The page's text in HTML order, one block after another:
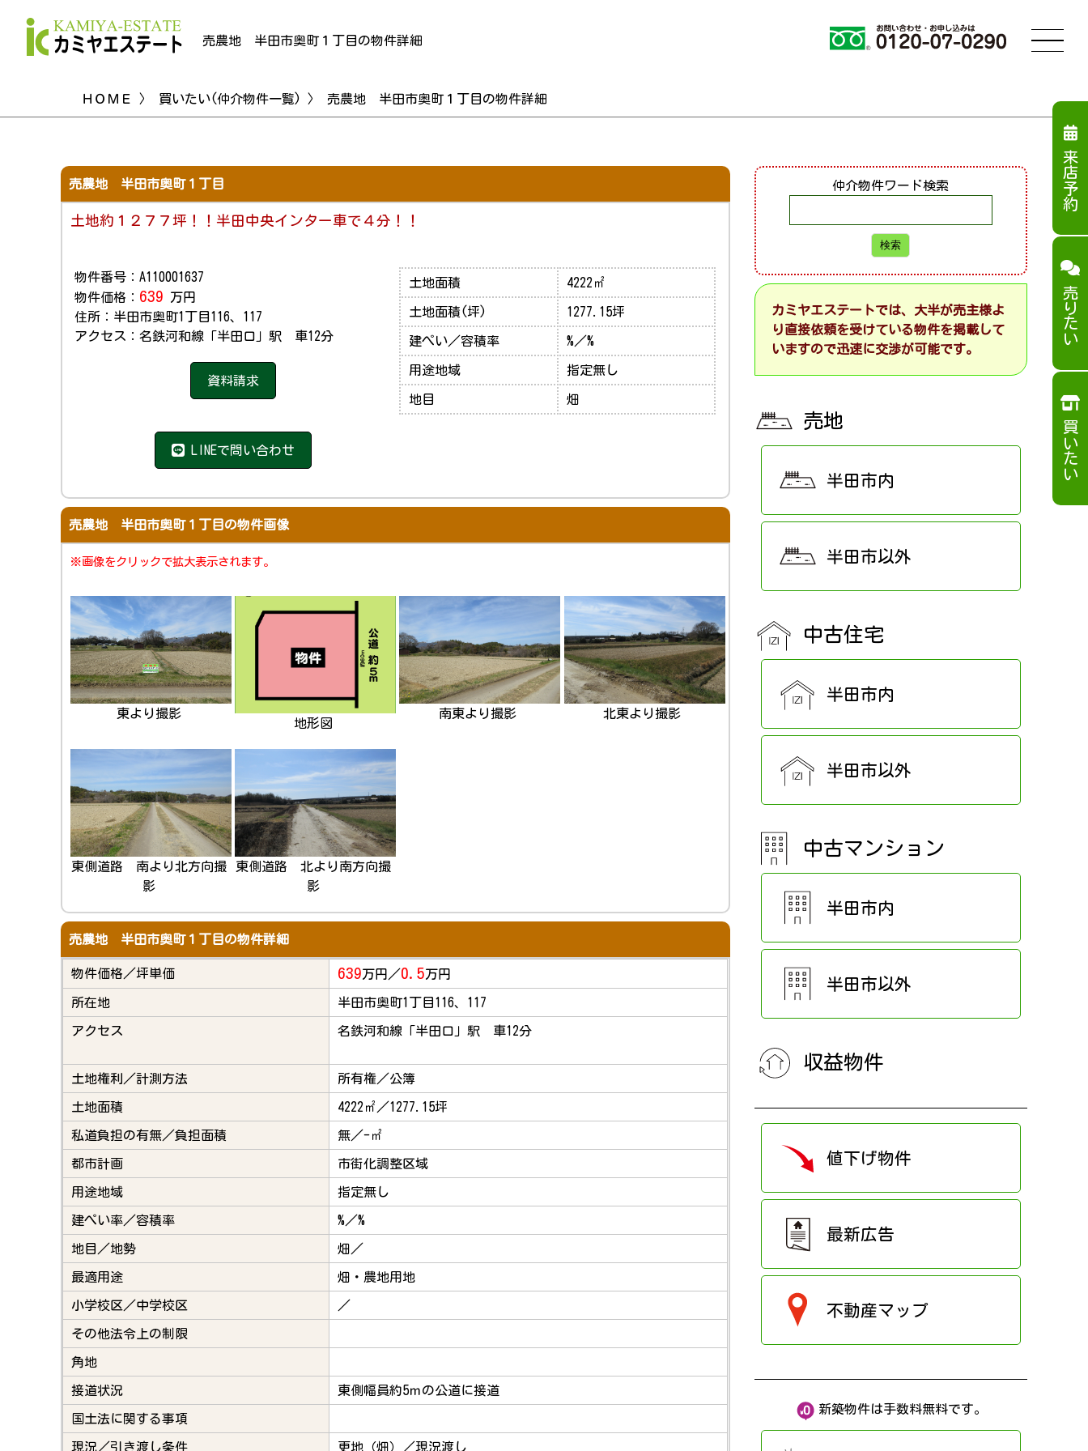
売農地 半田市奥町１丁目の物件詳細
ＨＯＭＥ 〉 買いたい(仲介物件一覧) 〉 売農地 半田市奥町１丁目の物件詳細
売農地 半田市奥町１丁目
土地約１２７７坪！！半田中央インター車で４分！！
物件番号：A110001637
物件価格： 639 万円
住所：半田市奥町1丁目116、117
アクセス：名鉄河和線「半田口」駅 車12分
資料請求
LINEで問い合わせ
土地面積 4222㎡
土地面積(坪) 1277.15坪
建ぺい／容積率 %／%
用途地域 指定無し
地目 畑
売農地 半田市奥町１丁目の物件画像
※画像をクリックで拡大表示されます。
東より撮影
地形図
南東より撮影 北東より撮影
東側道路 南より北方向撮
影
東側道路 北より南方向撮
影
売農地 半田市奥町１丁目の物件詳細
物件価格／坪単価 639万円／0.5万円
所在地 半田市奥町1丁目116、117
アクセス 名鉄河和線「半田口」駅 車12分
土地権利／計測方法 所有権／公簿
土地面積 4222㎡／1277.15坪
私道負担の有無／負担面積 無／-㎡
都市計画 市街化調整区域
用途地域 指定無し
建ぺい率／容積率 %／%
地目／地勢 畑／
最適用途 畑・農地用地
小学校区／中学校区 ／
その他法令上の制限
角地
接道状況 東側幅員約5ｍの公道に接道
国土法に関する事項
現況／引き渡し条件 更地（畑）／現況渡し
仲介物件ワード検索
カミヤエステートでは、大半が売主様よ
り直接依頼を受けている物件を掲載して
いますので迅速に交渉が可能です。
売地
半田市内
半田市以外
中古住宅
半田市内
半田市以外
中古マンション
半田市内
半田市以外
収益物件
値下げ物件
最新広告
不動産マップ
新築物件は手数料無料です。
来店予約
売りたい
買いたい